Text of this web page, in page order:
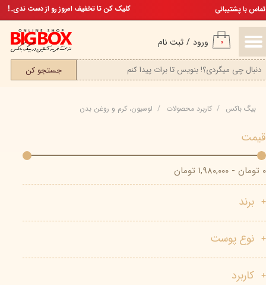
ورود / ثبت نام
حساب کاربری من
تغییر گذر واژه
سفارشات
خروج از حساب کاربری
۰
جستجو کن
تخفیف ویژه، برای مامان خوشگلمکلیک کن تا تخفیف امروز رو از دست ندی..! تماس با پشتیبانی
بیگ باکس کاربرد محصولات لوسیون، کرم و روغن بدن
قیمت
۰ تومان - ۱,۹۸۰,۰۰۰ تومان
برند
نوع پوست
کاربرد